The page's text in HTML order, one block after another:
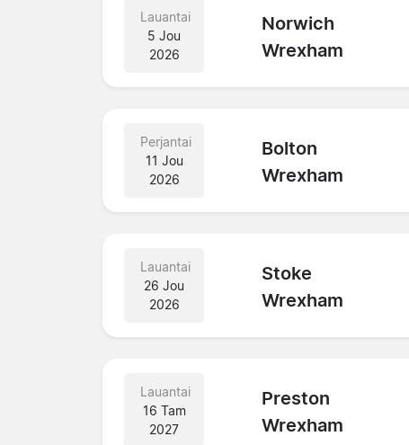
Lauantai
5 Jou
2026
Norwich
Wrexham
Perjantai
11 Jou
2026
Bolton
Wrexham
Lauantai
26 Jou
2026
Stoke
Wrexham
Lauantai
16 Tam
2027
Preston
Wrexham